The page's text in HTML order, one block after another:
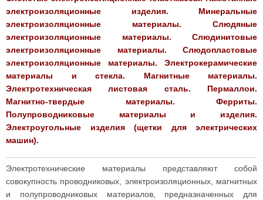
электроизоляционные изделия. Минеральные
электроизоляционные материалы. Слюдяные
электроизоляционные материалы. Слюдинитовые
электроизоляционные материалы. Слюдопластовые
электроизоляционные материалы. Электрокерамические
материалы и стекла. Магнитные материалы.
Электротехническая листовая сталь. Пермаллои.
Магнитно-твердые материалы. Ферриты.
Полупроводниковые материалы и изделия.
Электроугольные изделия (щетки для электрических
машин).
Электротехнические материалы представляют собой
совокупность проводниковых, электроизоляционных, магнитных
и полупроводниковых материалов, предназначенных для